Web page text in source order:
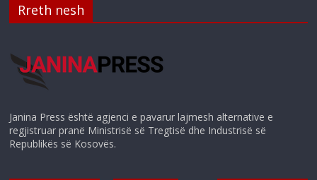
Rreth nesh
Janina Press është agjenci e pavarur lajmesh alternative e
regjistruar pranë Ministrisë së Tregtisë dhe Industrisë së
Republikës së Kosovës.